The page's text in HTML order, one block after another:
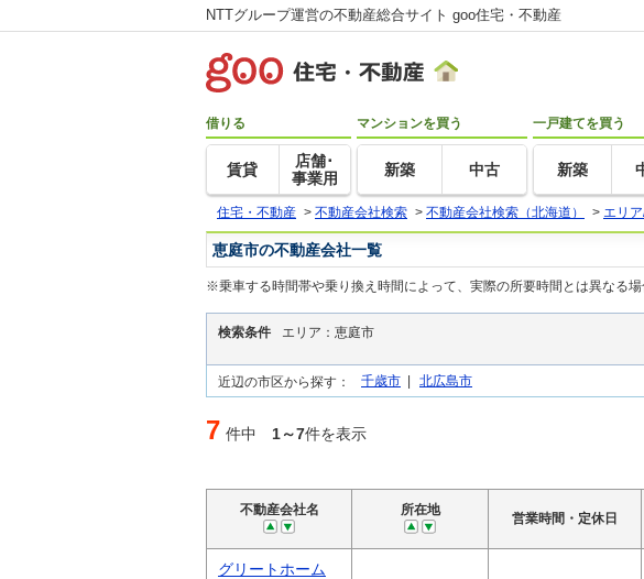
NTTグループ運営の不動産総合サイト goo住宅・不動産
借りる
賃貸
店舗･
事業用
マンションを買う
新築 中古
一戸建てを買う
新築
住宅・不動産 > 不動産会社検索 > 不動産会社検索（北海道） > エリ
恵庭市の不動産会社一覧
※乗車する時間帯や乗り換え時間によって、実際の所要時間とは異なる場
検索条件 エリア：恵庭市
近辺の市区から探す： 千歳市 | 北広島市
7 件中 1～7件を表示
不動産会社名 所在地
営業時間・定休日
グリートホーム